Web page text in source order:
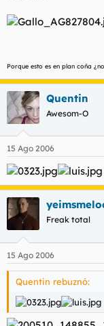
Porque esto es en plan coña
Quentin
Awesom-O
15 Ago 2006
Freak total
15 Ago 2006
Quentin rebuznó: